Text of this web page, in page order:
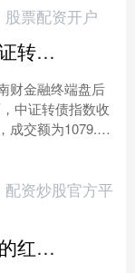
股票配资开户
海通富配资 中证转债指数收涨1.37%，331只可转债收涨
财金融终端盘后
中证转债指数收
成交额为1079.73
富配资，今日共
配资炒股官方平
互盈在线 常见的红利主题指数有哪些？